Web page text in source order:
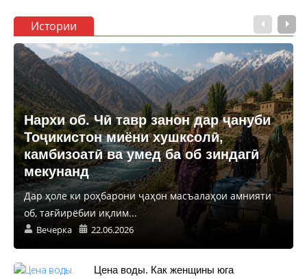
Истории
Нархи об. Чӣ тавр занон дар ҷануби
Тоҷикистон миёни хушксолӣ,
камбизоатӣ ва умед ба об зиндагӣ
мекунанд
Дар ҳоле ки роҳбарони ҷаҳон масъалаҳои амнияти
об, тағйирёбии иқлим...
Вечерка 22.06.2026
Цена воды. Как женщины юга